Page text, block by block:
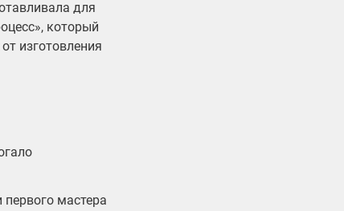
для
который
изготовления
мастера